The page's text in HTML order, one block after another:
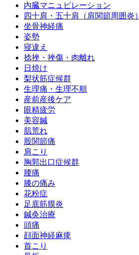
内臓マニュピレーション
四十肩・五十肩（肩関節周囲炎）
坐骨神経痛
姿勢
寝違え
捻挫・挫傷・肉離れ
日焼け
梨状筋症候群
生理痛・生理不順
産前産後ケア
眼精疲労
美容鍼
肌荒れ
股関節痛
肩こり
胸郭出口症候群
腰痛
膝の痛み
花粉症
足底筋膜炎
鍼灸治療
頭痛
顔面神経麻痺
首こり